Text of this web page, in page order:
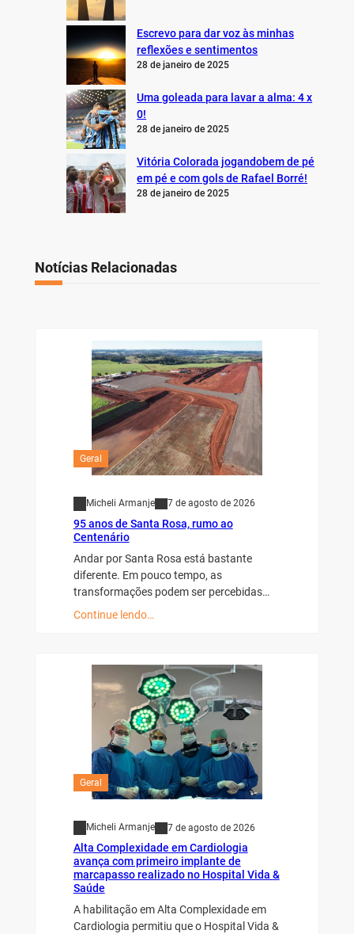
Escrevo para dar voz às minhas
reflexões e sentimentos
28 de janeiro de 2025
Uma goleada para lavar a alma: 4 x
0!
28 de janeiro de 2025
Vitória Colorada jogandobem de pé
em pé e com gols de Rafael Borré!
28 de janeiro de 2025
Notícias Relacionadas
Geral
Micheli Armanje 7 de agosto de 2026
95 anos de Santa Rosa, rumo ao
Centenário
Andar por Santa Rosa está bastante
diferente. Em pouco tempo, as
transformações podem ser percebidas…
Continue lendo…
Geral
Micheli Armanje 7 de agosto de 2026
Alta Complexidade em Cardiologia
avança com primeiro implante de
marcapasso realizado no Hospital Vida &
Saúde
A habilitação em Alta Complexidade em
Cardiologia permitiu que o Hospital Vida &